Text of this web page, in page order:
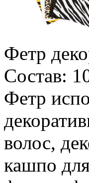
Фетр
Состав:
Фетр
волос,
кашпо